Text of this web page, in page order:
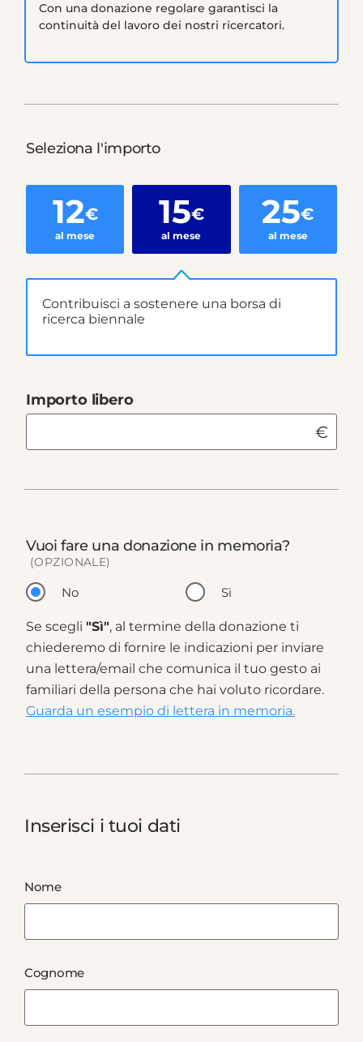
Con una donazione regolare garantisci la
continuità del lavoro dei nostri ricercatori.
Seleziona l'importo
12€
al mese
15€
al mese
25€
al mese
Contribuisci a sostenere una borsa di
ricerca biennale
Importo libero
€
Vuoi fare una donazione in memoria?
(OPZIONALE)
No Sì
Se scegli "Sì", al termine della donazione ti
chiederemo di fornire le indicazioni per inviare
una lettera/email che comunica il tuo gesto ai
familiari della persona che hai voluto ricordare.
Guarda un esempio di lettera in memoria.
Inserisci i tuoi dati
Nome
Cognome